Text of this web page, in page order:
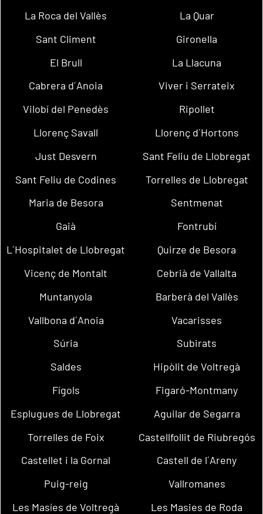
La Roca del Vallès
La Quar
Sant Climent
Gironella
El Brull
La Llacuna
Cabrera d´Anoia
Viver i Serrateix
Vilobí del Penedès
Ripollet
Llorenç Savall
Llorenç d´Hortons
Just Desvern
Sant Feliu de Llobregat
Sant Feliu de Codines
Torrelles de Llobregat
Maria de Besora
Sentmenat
Gaià
Fontrubí
L´Hospitalet de Llobregat
Quirze de Besora
Vicenç de Montalt
Cebrià de Vallalta
Muntanyola
Barberà del Vallès
Vallbona d´Anoia
Vacarisses
Súria
Subirats
Saldes
Hipòlit de Voltregà
Fígols
Figaró-Montmany
Esplugues de Llobregat
Aguilar de Segarra
Torrelles de Foix
Castellfollit de Riubregós
Castellet i la Gornal
Castell de l´Areny
Puig-reig
Vallromanes
Les Masíes de Voltregà
Les Masies de Roda